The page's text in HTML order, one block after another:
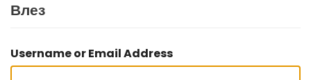
Влез
Username or Email Address